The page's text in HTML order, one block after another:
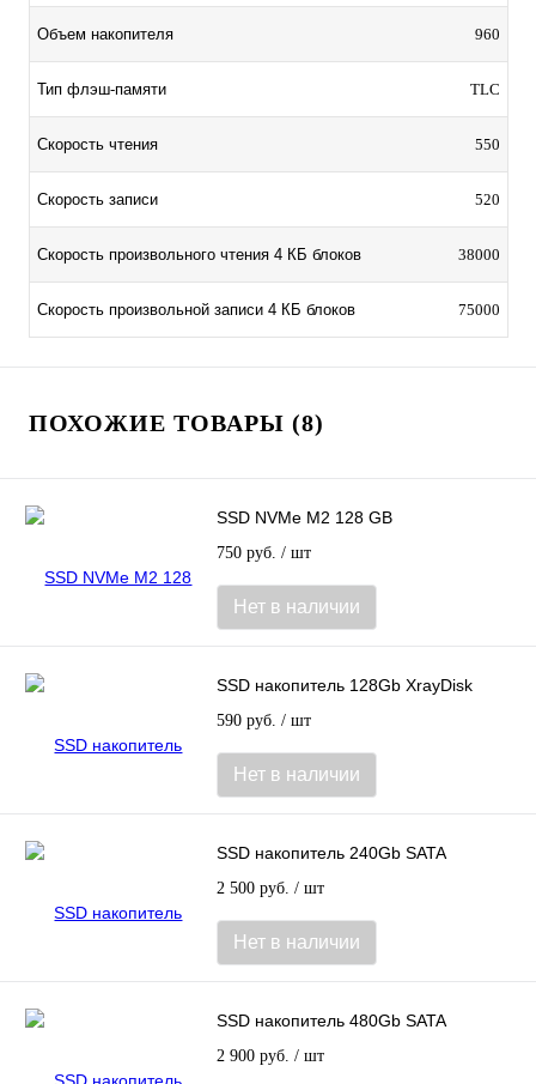
Объем накопителя 960
Тип флэш-памяти TLC
Скорость чтения 550
Скорость записи 520
Скорость произвольного чтения 4 КБ блоков 38000
Скорость произвольной записи 4 КБ блоков 75000
ПОХОЖИЕ ТОВАРЫ (8)
SSD NVMe M2 128 GB
750 руб. / шт
Нет в наличии
SSD накопитель 128Gb XrayDisk
590 руб. / шт
Нет в наличии
SSD накопитель 240Gb SATA
2 500 руб. / шт
Нет в наличии
SSD накопитель 480Gb SATA
2 900 руб. / шт